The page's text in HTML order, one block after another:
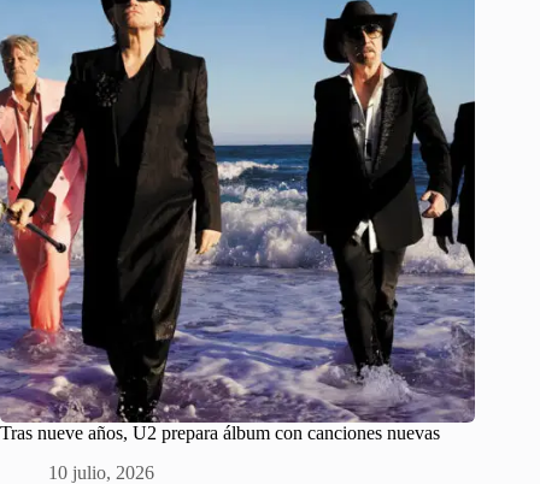
Tras nueve años, U2 prepara álbum con canciones nuevas
10 julio, 2026